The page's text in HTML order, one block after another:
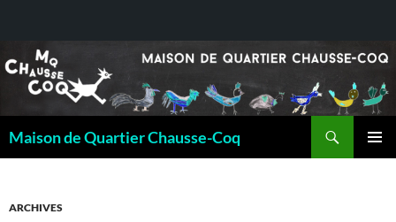
Maison de Quartier Chausse-Coq
ARCHIVES